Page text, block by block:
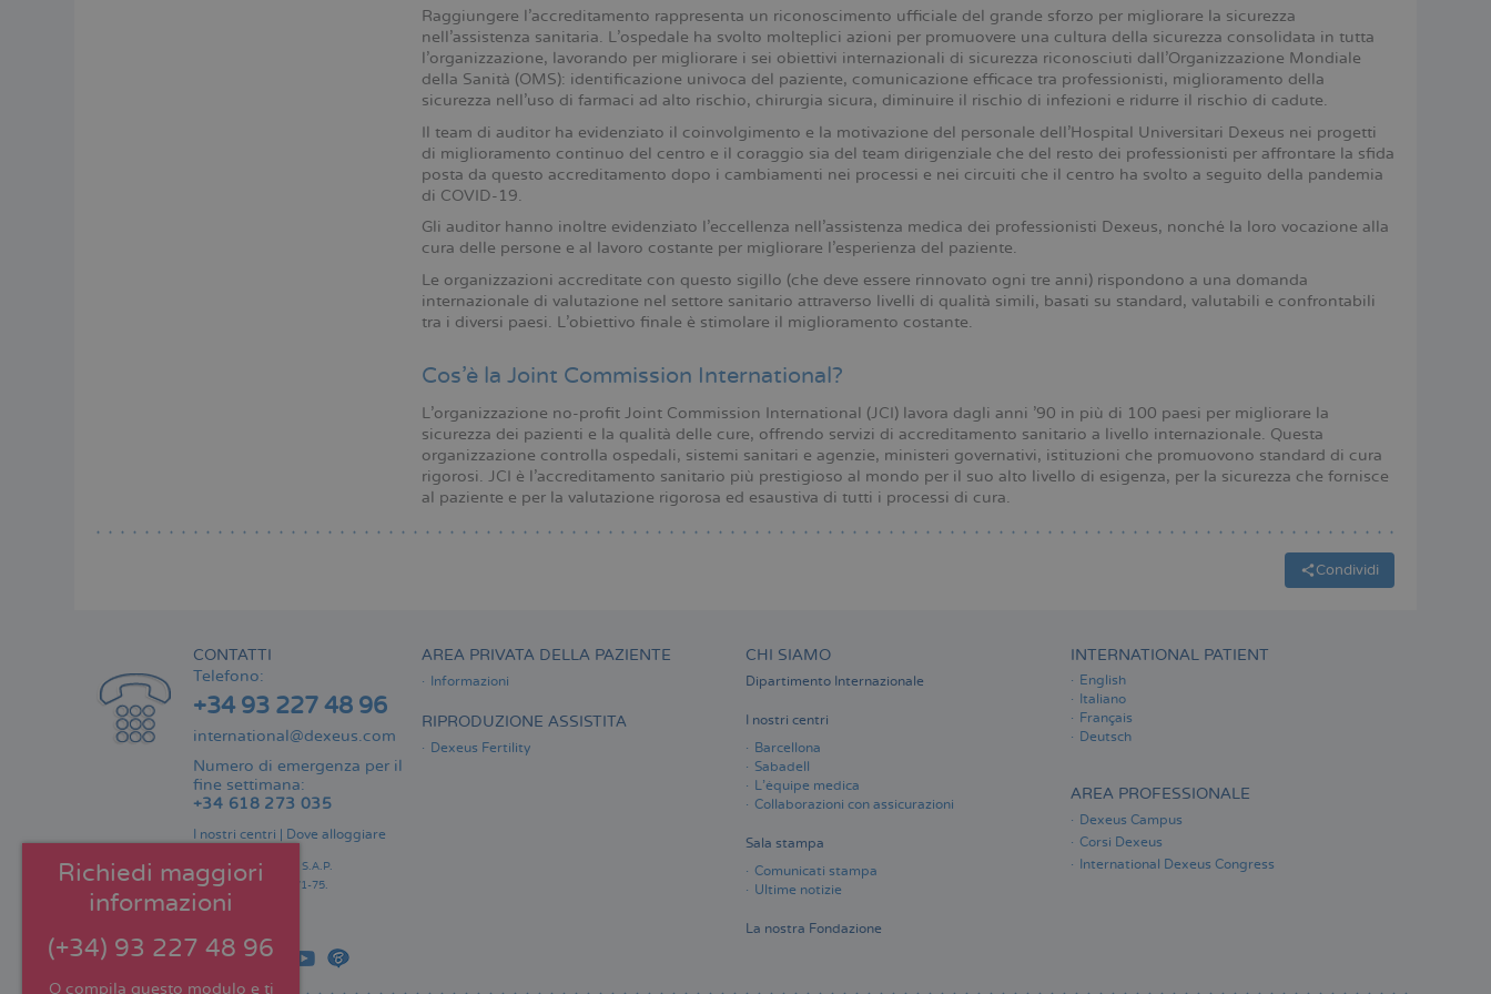
Raggiungere l'accreditamento rappresenta un riconoscimento ufficiale del grande sforzo per migliorare la sicurezza
nell'assistenza sanitaria. L'ospedale ha svolto molteplici azioni per promuovere una cultura della sicurezza consolidata in tutta
l'organizzazione, lavorando per migliorare i sei obiettivi internazionali di sicurezza riconosciuti dall'Organizzazione Mondiale
della Sanità (OMS): identificazione univoca del paziente, comunicazione efficace tra professionisti, miglioramento della
sicurezza nell’uso di farmaci ad alto rischio, chirurgia sicura, diminuire il rischio di infezioni e ridurre il rischio di cadute.
Il team di auditor ha evidenziato il coinvolgimento e la motivazione del personale dell'Hospital Universitari Dexeus nei progetti
di miglioramento continuo del centro e il coraggio sia del team dirigenziale che del resto dei professionisti per affrontare la sfida
posta da questo accreditamento dopo i cambiamenti nei processi e nei circuiti che il centro ha svolto a seguito della pandemia
di COVID-19.
Gli auditor hanno inoltre evidenziato l'eccellenza nell'assistenza medica dei professionisti Dexeus, nonché la loro vocazione alla
cura delle persone e al lavoro costante per migliorare l'esperienza del paziente.
Le organizzazioni accreditate con questo sigillo (che deve essere rinnovato ogni tre anni) rispondono a una domanda
internazionale di valutazione nel settore sanitario attraverso livelli di qualità simili, basati su standard, valutabili e confrontabili
tra i diversi paesi. L'obiettivo finale è stimolare il miglioramento costante.
Cos'è la Joint Commission International?
L'organizzazione no-profit Joint Commission International (JCI) lavora dagli anni '90 in più di 100 paesi per migliorare la
sicurezza dei pazienti e la qualità delle cure, offrendo servizi di accreditamento sanitario a livello internazionale. Questa
organizzazione controlla ospedali, sistemi sanitari e agenzie, ministeri governativi, istituzioni che promuovono standard di cura
rigorosi. JCI è l'accreditamento sanitario più prestigioso al mondo per il suo alto livello di esigenza, per la sicurezza che fornisce
al paziente e per la valutazione rigorosa ed esaustiva di tutti i processi di cura.
Richiedi maggiori
informazioni
(+34) 93 227 48 96
O compila questo modulo e ti
Condividi
CONTATTI
Telefono:
+34 93 227 48 96
international@dexeus.com
Numero di emergenza per il
fine settimana:
+34 618 273 035
I nostri centri | Dove alloggiare
Consultorio Dexeus S.A.P.
Gran Via Carles III 71-75.
08028 Barcellona.
AREA PRIVATA DELLA PAZIENTE
Informazioni
RIPRODUZIONE ASSISTITA
Dexeus Fertility
CHI SIAMO
Dipartimento Internazionale
I nostri centri
Barcellona
Sabadell
L'équipe medica
Collaborazioni con assicurazioni
Sala stampa
Comunicati stampa
Ultime notizie
La nostra Fondazione
INTERNATIONAL PATIENT
English
Italiano
Français
Deutsch
AREA PROFESSIONALE
Dexeus Campus
Corsi Dexeus
International Dexeus Congress